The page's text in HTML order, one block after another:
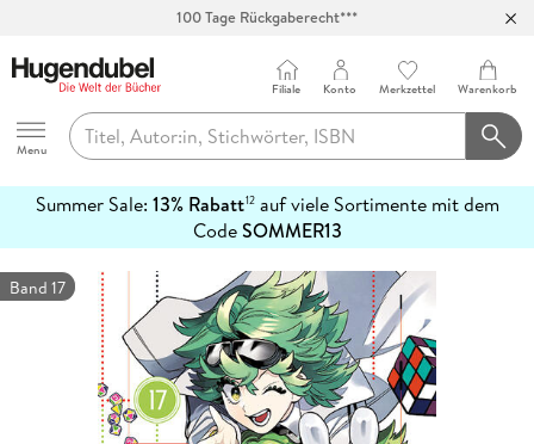
100 Tage Rückgaberecht***
Hugendubel
Menu
Filiale Konto Merkzettel Warenkorb
Summer Sale: 13% Rabatt12auf viele Sortimente mit dem
CodeSOMMER13
erfahren
Band 17